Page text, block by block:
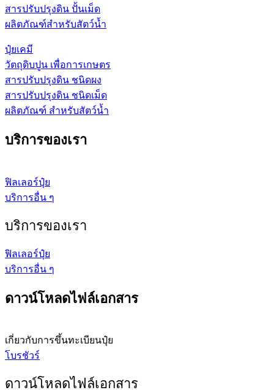
สารปรับปรุงดิน ปั้นเม็ด
ผลิตภัณฑ์สำหรับสัตว์น้ำ
ปุ๋ยเคมี
วัตถุดิบปูน เพื่อการเกษตร
สารปรับปรุงดิน ชนิดผง
สารปรับปรุงดิน ชนิดเม็ด
ผลิตภัณฑ์ สำหรับสัตว์น้ำ
บริการของเรา
ฟิลเลอร์ปุ๋ย
บริการอื่น ๆ
บริการของเรา
ฟิลเลอร์ปุ๋ย
บริการอื่น ๆ
ดาวน์โหลดไฟล์เอกสาร
เกี่ยวกับการขึ้นทะเบียนปุ๋ย
โบรชัวร์
ดาวน์โหลดไฟล์เอกสาร